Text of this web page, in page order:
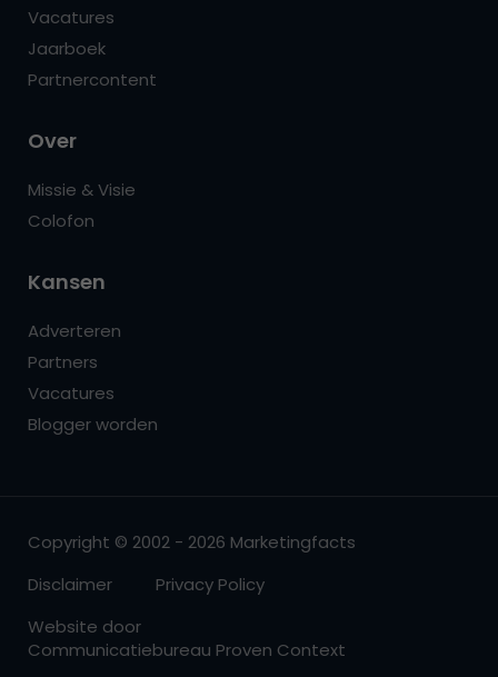
Vacatures
Jaarboek
Partnercontent
Over
Missie & Visie
Colofon
Kansen
Adverteren
Partners
Vacatures
Blogger worden
Copyright © 2002 - 2026 Marketingfacts
Disclaimer
Privacy Policy
Website door
Communicatiebureau Proven Context